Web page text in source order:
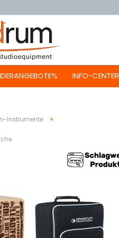
INFO-CENTER
Instrumente »